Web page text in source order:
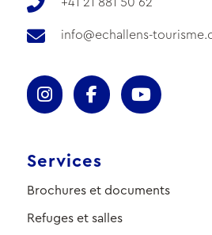
info@echallens-
Services
Brochures et documents
Refuges et salles